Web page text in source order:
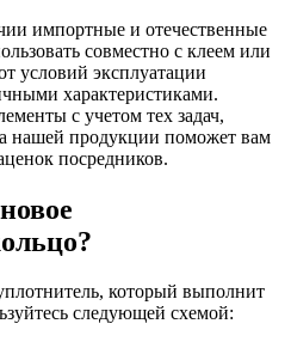
импортные и отечественные
совместно с клеем или
условий эксплуатации
характеристиками.
с учетом тех задач,
нашей продукции поможет вам
посредников.
который выполнит
следующей схемой: